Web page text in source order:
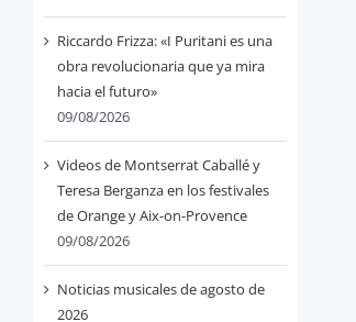
Riccardo Frizza: «I Puritani es una
obra revolucionaria que ya mira
hacia el futuro»
09/08/2026
Videos de Montserrat Caballé y
Teresa Berganza en los festivales
de Orange y Aix-on-Provence
09/08/2026
Noticias musicales de agosto de
2026